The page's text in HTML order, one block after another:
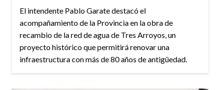
El intendente Pablo Garate destacó el
acompañamiento de la Provincia en la obra de
recambio de la red de agua de Tres Arroyos, un
proyecto histórico que permitirá renovar una
infraestructura con más de 80 años de antigüedad.